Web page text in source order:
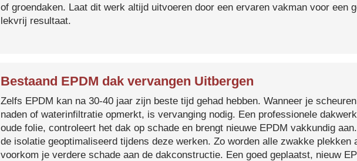
of groendaken. Laat dit werk altijd uitvoeren door een ervaren vakman voor een
lekvrij resultaat.
Bestaand EPDM dak vervangen Uitbergen
Zelfs EPDM kan na 30-40 jaar zijn beste tijd gehad hebben. Wanneer je
naden of waterinfiltratie opmerkt, is vervanging nodig. Een professionele
oude folie, controleert het dak op schade en brengt nieuwe EPDM vakkundig
de isolatie geoptimaliseerd tijdens deze werken. Zo worden alle zwakke plekken
voorkom je verdere schade aan de dakconstructie. Een goed geplaatst, nieuw